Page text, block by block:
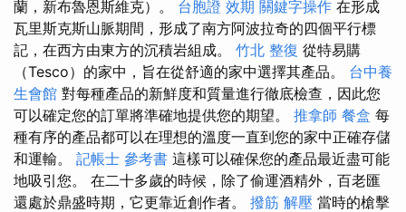
蘭，新布魯恩斯維克）。 台胞證 效期 關鍵字操作 在形成
瓦里斯克斯山脈期間，形成了南方阿波拉奇的四個平行標
記，在西方由東方的沉積岩組成。 竹北 整復 從特易購
（Tesco）的家中，旨在從舒適的家中選擇其產品。 台中養
生會館 對每種產品的新鮮度和質量進行徹底檢查，因此您
可以確定您的訂單將準確地提供您的期望。 推拿師 餐盒 每
種有序的產品都可以在理想的溫度一直到您的家中正確存儲
和運輸。 記帳士 參考書 這樣可以確保您的產品最近盡可能
地吸引您。 在二十多歲的時候，除了偷運酒精外，百老匯
還處於鼎盛時期，它更靠近創作者。 撥筋 解壓 當時的槍擊